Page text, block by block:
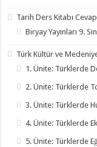
Tarih Ders Kitabı
Biryay Yayınları 9.
Türk Kültür ve
1. Ünite: Türklerde
2. Ünite: Türklerde
3. Ünite: Türklerde
4. Ünite: Türklerde
5. Ünite: Türklerde